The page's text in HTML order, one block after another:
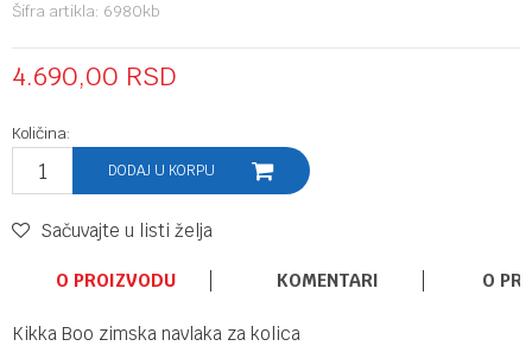
Šifra artikla: 6980kb
4.690,00 RSD
Količina:
DODAJ U KORPU
Sačuvajte u listi želja
O PROIZVODU KOMENTARI O
Kikka Boo zimska navlaka za kolica